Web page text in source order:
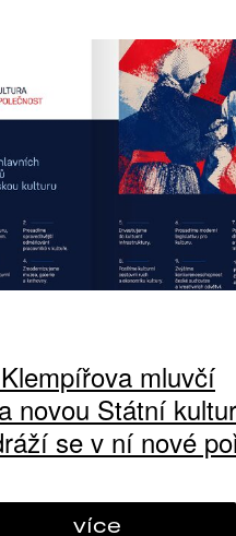
mluvčí
novou Státní
se v ní nové
více